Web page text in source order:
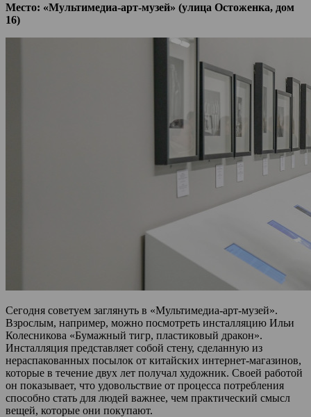
Место: «Мультимедиа-арт-музей» (улица Остоженка, дом
16)
Сегодня советуем заглянуть в «Мультимедиа-арт-музей».
Взрослым, например, можно посмотреть инсталляцию Ильи
Колесникова «Бумажный тигр, пластиковый дракон».
Инсталляция представляет собой стену, сделанную из
нераспакованных посылок от китайских интернет-магазинов,
которые в течение двух лет получал художник. Своей работой
он показывает, что удовольствие от процесса потребления
способно стать для людей важнее, чем практический смысл
вещей, которые они покупают.